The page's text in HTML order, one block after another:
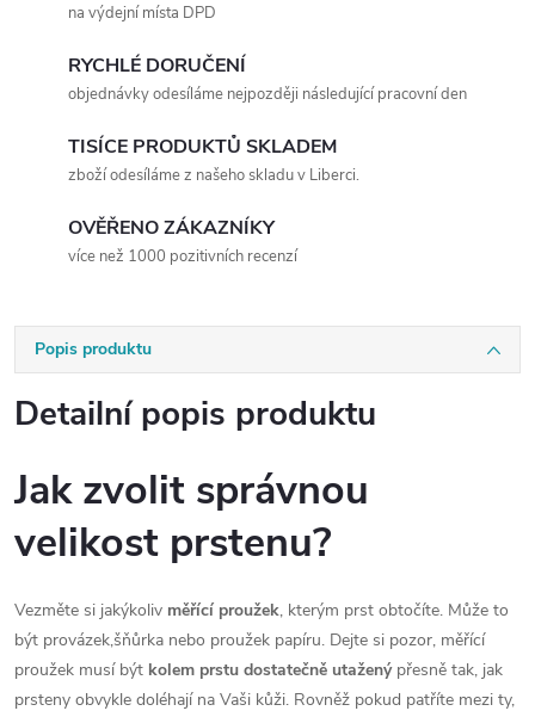
na výdejní místa DPD
RYCHLÉ DORUČENÍ
objednávky odesíláme nejpozději následující pracovní den
TISÍCE PRODUKTŮ SKLADEM
zboží odesíláme z našeho skladu v Liberci.
OVĚŘENO ZÁKAZNÍKY
více než 1000 pozitivních recenzí
Popis produktu
Detailní popis produktu
Jak zvolit správnou
velikost prstenu?
Vezměte si jakýkoliv měřící proužek, kterým prst obtočíte. Může to
být provázek,šňůrka nebo proužek papíru. Dejte si pozor, měřící
proužek musí být kolem prstu dostatečně utaženýpřesně tak, jak
prsteny obvykle doléhají na Vaši kůži. Rovněž pokud patříte mezi ty,